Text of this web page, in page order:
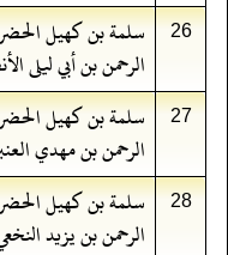
26 سلمة بن كهيل
الرحمن بن أبي ليلى
27 سلمة بن كهيل
الرحمن بن مهدي
28 سلمة بن كهيل
الرحمن بن يزيد